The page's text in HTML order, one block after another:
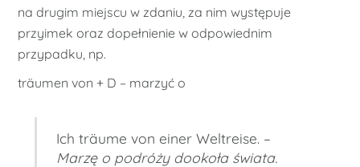
na drugim miejscu w zdaniu, za nim występuje
przyimek oraz dopełnienie w odpowiednim
przypadku, np.
träumen von + D – marzyć o
Ich träume von einer Weltreise. –
Marzę o podróży dookoła świata.